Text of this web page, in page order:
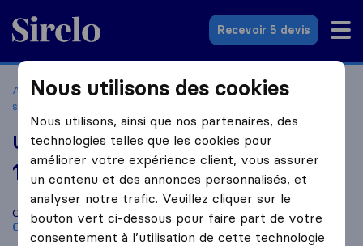
Sirelo.fr
Recevoir 5 devis
Accueil Déménageurs France
Déménageurs Champigny-
sur-Marne
Uberdem
10,0 basé sur 306
avis Sirelo et Google
i
Comparez Uberdem avec d'autresdéménageursà
Champigny-Sur-Marne
Nous utilisons des cookies
Nous utilisons, ainsi que nos partenaires, des
technologies telles que les cookies pour
améliorer votre expérience client, vous assurer
un contenu et des annonces personnalisés, et
analyser notre trafic. Veuillez cliquer sur le
bouton vert ci-dessous pour faire part de votre
consentement à l’utilisation de cette technologie